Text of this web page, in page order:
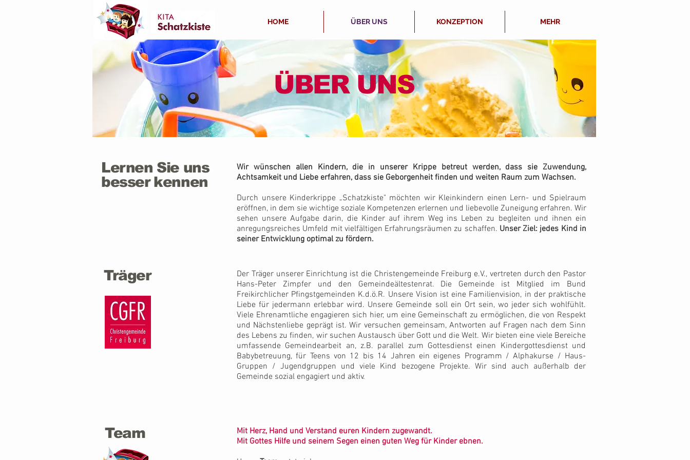
HOME ÜBER UNS KONZEPTION MEHR
ÜBER UNS
Lernen Sie uns
besser kennen
Wir wünschen allen Kindern, die in unserer Krippe betreut werden, dass sie Zuwendung,
Achtsamkeit und Liebe erfahren, dass sie Geborgenheit finden und weiten Raum zum Wachsen.
Durch unsere Kinderkrippe „Schatzkiste" möchten wir Kleinkindern einen Lern- und Spielraum
eröffnen, in dem sie wichtige soziale Kompetenzen erlernen und liebevolle Zuneigung erfahren. Wir
sehen unsere Aufgabe darin, die Kinder auf ihrem Weg ins Leben zu begleiten und ihnen ein
anregungsreiches Umfeld mit vielfältigen Erfahrungsräumen zu schaffen. Unser Ziel: jedes Kind in
seiner Entwicklung optimal zu fördern.
Träger
Der Träger unserer Einrichtung ist die Christengemeinde Freiburg e.V., vertreten durch den Pastor
Hans-Peter Zimpfer und den Gemeindeältestenrat. Die Gemeinde ist Mitglied im Bund
Freikirchlicher Pfingstgemeinden K.d.ö.R. Unsere Vision ist eine Familienvision, in der praktische
Liebe für jedermann erlebbar wird. Unsere Gemeinde soll ein Ort sein, wo jeder sich wohlfühlt.
Viele Ehrenamtliche engagieren sich hier, um eine Gemeinschaft zu ermöglichen, die von Respekt
und Nächstenliebe geprägt ist. Wir versuchen gemeinsam, Antworten auf Fragen nach dem Sinn
des Lebens zu finden, wir suchen Austausch über Gott und die Welt. Wir bieten eine viele Bereiche
umfassende Gemeindearbeit an, z.B. parallel zum Gottesdienst einen Kindergottesdienst und
Babybetreuung, für Teens von 12 bis 14 Jahren ein eigenes Programm / Alphakurse / Haus-
Gruppen / Jugendgruppen und viele Kind bezogene Projekte. Wir sind auch außerhalb der
Gemeinde sozial engagiert und aktiv.
Team
Mit Herz, Hand und Verstand euren Kindern zugewandt.
Mit Gottes Hilfe und seinem Segen einen guten Weg für Kinder ebnen.